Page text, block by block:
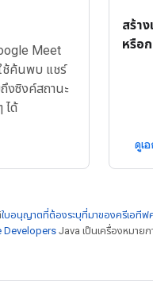
Meet
ช้ค้นพบ แชร์
งซิงค์สถานะ
ได้
สร้า
หรือ
ดูเ
ใบอนุญาตที่ต้องระบุที่มาของครีเอที
Developers Java เป็นเครื่องหมาย